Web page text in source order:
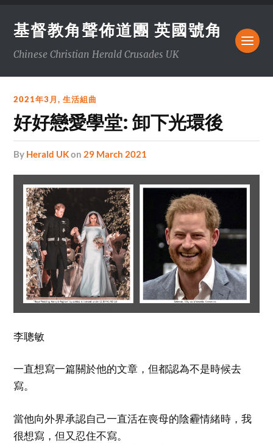
基督教角聲佈道團 英國號角
Chinese Christian Herald Crusades UK
2021年3月,生活組曲
好好戀愛學堂: 卸下光環後
by Herald UKon 29 March 2021
李聰敏
一直想寫一篇關於他的文章，但都認為不是時候去
寫。
當他向外界承認自己一直活在喪母的陰霾情緒時，我
很想寫，但又忍住不寫。